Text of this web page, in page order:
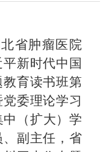
省肿瘤医院
新时代中国
育读书班第
委理论学习
（扩大）学
副主任，省